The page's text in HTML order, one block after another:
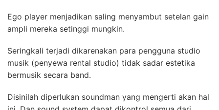
Ego player menjadikan saling menyambut setelan gain
ampli mereka setinggi mungkin.
Seringkali terjadi dikarenakan para pengguna studio
musik (penyewa rental studio) tidak sadar estetika
bermusik secara band.
Disinilah diperlukan soundman yang mengerti akan hal